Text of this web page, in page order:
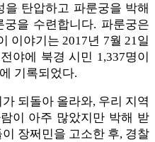
탄압하고 파룬궁을 박해
을 수련합니다. 파룬궁은
이야기는 2017년 7월 21일
야에 북경 시민 1,337명이
기록되었다.
되돌아 올라와, 우리 지역
이 아주 많았지만 박해 받
장쩌민을 고소한 후, 경찰